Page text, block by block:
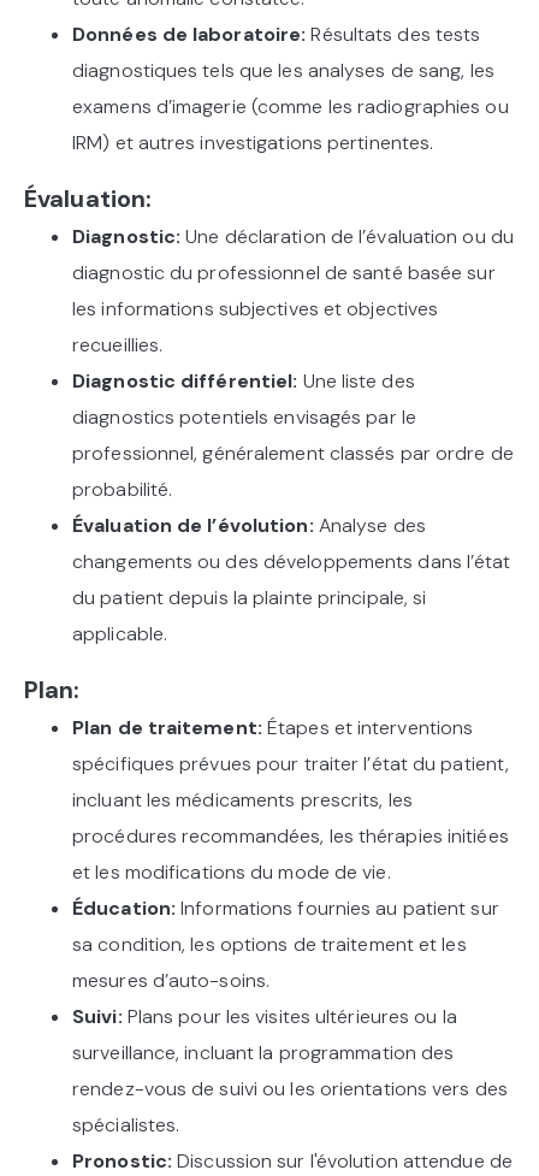
Données de laboratoire:Résultats des tests
diagnostiques tels que les analyses de sang, les
examens d’imagerie (comme les radiographies ou
IRM) et autres investigations pertinentes.
Évaluation:
Diagnostic: Une déclaration de l’évaluation ou du
diagnostic du professionnel de santé basée sur
les informations subjectives et objectives
recueillies.
Diagnostic différentiel: Une liste des
diagnostics potentiels envisagés par le
professionnel, généralement classés par ordre de
probabilité.
Évaluation de l’évolution: Analyse des
changements ou des développements dans l’état
du patient depuis la plainte principale, si
applicable.
Plan:
Plan de traitement: Étapes et interventions
spécifiques prévues pour traiter l’état du patient,
incluant les médicaments prescrits, les
procédures recommandées, les thérapies initiées
et les modifications du mode de vie.
Éducation:Informations fournies au patient sur
sa condition, les options de traitement et les
mesures d’auto-soins.
Suivi: Plans pour les visites ultérieures ou la
surveillance, incluant la programmation des
rendez-vous de suivi ou les orientations vers des
spécialistes.
Pronostic:Discussion sur l'évolution attendue de